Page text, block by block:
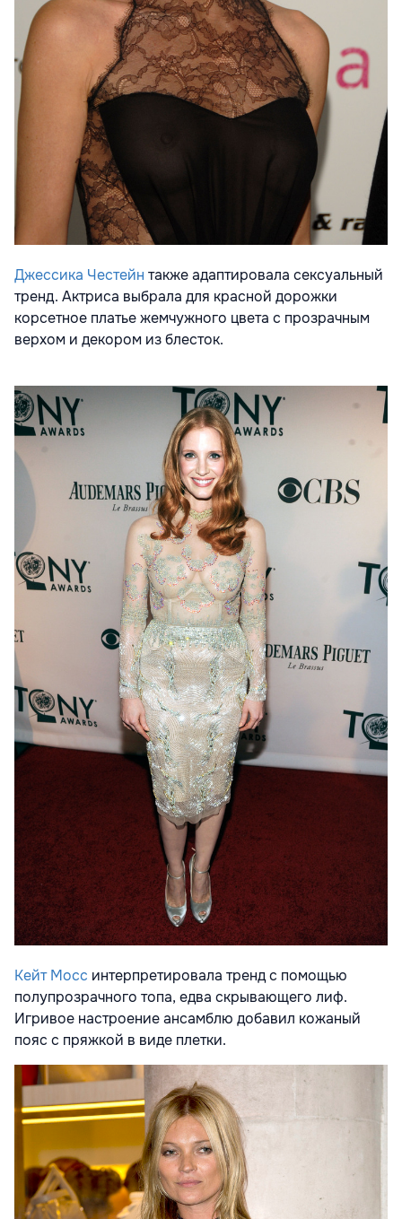
Джессика Честейн также адаптировала сексуальный
тренд. Актриса выбрала для красной дорожки
корсетное платье жемчужного цвета с прозрачным
верхом и декором из блесток.
Кейт Мосс интерпретировала тренд с помощью
полупрозрачного топа, едва скрывающего лиф.
Игривое настроение ансамблю добавил кожаный
пояс с пряжкой в виде плетки.